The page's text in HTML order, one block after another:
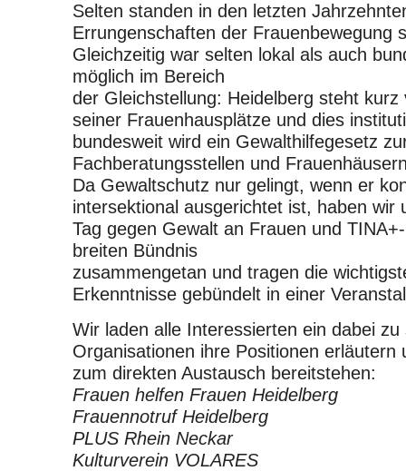
Selten standen in den letzten
Errungenschaften der Frauenbewegung
Gleichzeitig war selten lokal als auch
möglich im Bereich
der Gleichstellung: Heidelberg steht
seiner Frauenhausplätze und dies
bundesweit wird ein Gewalthilfegesetz
Fachberatungsstellen und
Da Gewaltschutz nur gelingt, wenn er
intersektional ausgerichtet ist, haben wir
Tag gegen Gewalt an Frauen und
breiten Bündnis
zusammengetan und tragen die
Erkenntnisse gebündelt in einer
Wir laden alle Interessierten ein dabei
Organisationen ihre Positionen erläutern
zum direkten Austausch bereitstehen:
Frauen helfen Frauen Heidelberg
Frauennotruf Heidelberg
PLUS Rhein Neckar
Kulturverein VOLARES